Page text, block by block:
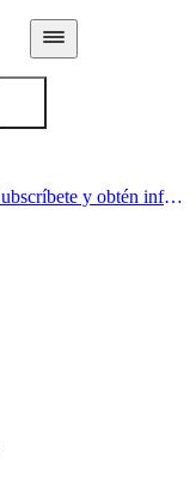
Acá comienza un estilo de vida saludable. Subscríbete y obtén información de primera mano